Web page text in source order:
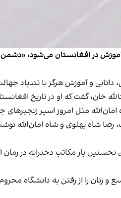
در افغانستان می‌شود،
و آموزش هرگز با تندباد
خان، گفت که او در تاریخ
مثل امروز اسیر زنجیرهای
شاه پهلوی و شاه‌ امان‌الله
بار مکاتب دخترانه در
و زنان را از رفتن به دانشگاه